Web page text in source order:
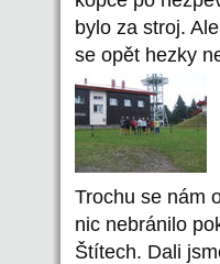
bylo za stroj.
se opět hezky
Trochu se nám
nic nebránilo
Štítech. Dali